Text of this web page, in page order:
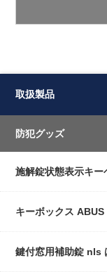
取扱製品
防犯グッズ
施解錠状態表示キ
キーボックス
鍵付窓用補助錠 nls